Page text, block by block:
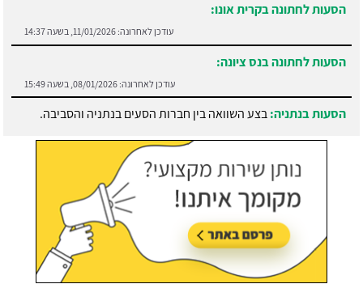
הסעות לחתונה בקרית אונו:
עודכן לאחרונה: 11/01/2026, בשעה 14:37
הסעות לחתונה בנס ציונה:
עודכן לאחרונה: 08/01/2026, בשעה 15:49
הסעות בנתניה:בצע השוואה בין חברות הסעים בנתניה והסביבה.